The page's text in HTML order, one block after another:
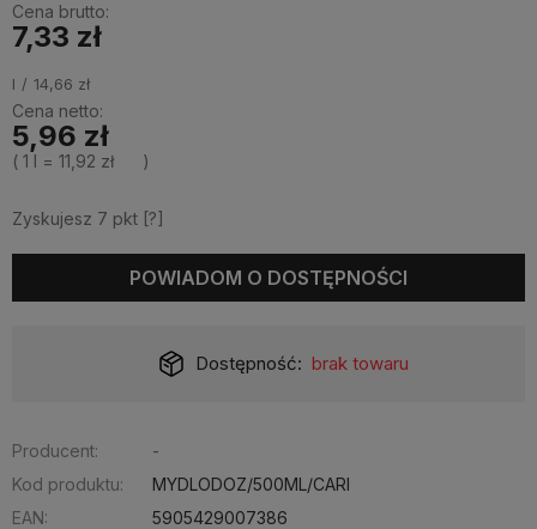
Cena brutto:
7,33 zł
l 14,66 zł
Cena netto:
5,96 zł
( 1 l = 11,92 zł )
Zyskujesz 7 pkt [?]
POWIADOM O DOSTĘPNOŚCI
Dostępność: brak towaru
Producent:
-
Kod produktu:
MYDLODOZ/500ML/CARI
EAN:
5905429007386